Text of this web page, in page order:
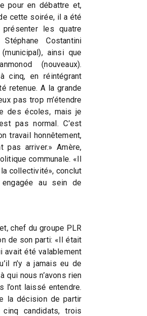
pour en débattre et,
cette soirée, il a été
les quatre
Costantini
ainsi que
(nouveaux).
cinq, en réintégrant
retenue. A la grande
pas trop m’étendre
des écoles, mais je
pas normal. C’est
travail honnêtement,
arriver.» Amère,
communale. «Il
collectivité», conclut
au sein de
chef du groupe PLR
de son parti: «Il était
avait été valablement
n’y a jamais eu de
qui nous n’avons rien
l’ont laissé entendre.
la décision de partir
candidats, trois